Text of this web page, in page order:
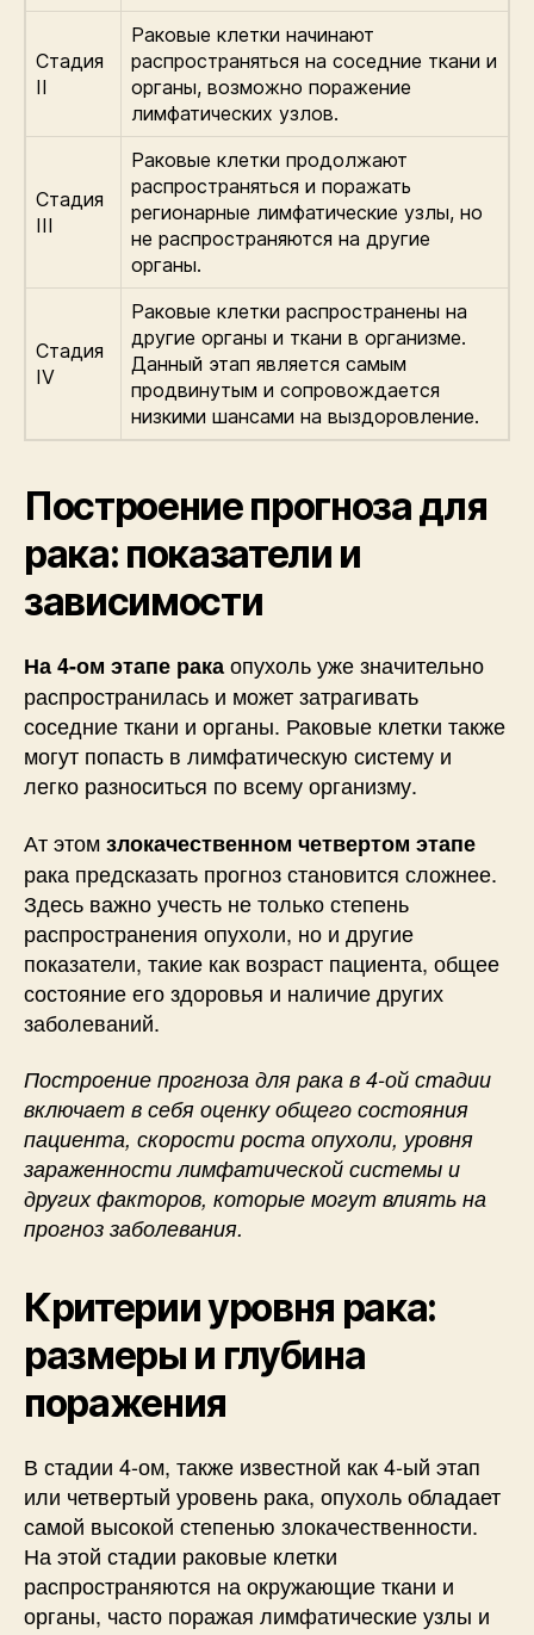
Стадия
II
Раковые клетки начинают
распространяться на соседние ткани и
органы, возможно поражение
лимфатических узлов.
Стадия
III
Раковые клетки продолжают
распространяться и поражать
регионарные лимфатические узлы, но
не распространяются на другие
органы.
Стадия
IV
Раковые клетки распространены на
другие органы и ткани в организме.
Данный этап является самым
продвинутым и сопровождается
низкими шансами на выздоровление.
Построение прогноза для
рака: показатели и
зависимости
На 4-ом этапе ракаопухоль уже значительно
распространилась и может затрагивать
соседние ткани и органы. Раковые клетки также
могут попасть в лимфатическую систему и
легко разноситься по всему организму.
Ат этомзлокачественном четвертом этапе
рака предсказать прогноз становится сложнее.
Здесь важно учесть не только степень
распространения опухоли, но и другие
показатели, такие как возраст пациента, общее
состояние его здоровья и наличие других
заболеваний.
Построение прогноза для рака в 4-ой стадии
включает в себя оценку общего состояния
пациента, скорости роста опухоли, уровня
зараженности лимфатической системы и
других факторов, которые могут влиять на
прогноз заболевания.
Критерии уровня рака:
размеры и глубина
поражения
В стадии 4-ом, также известной как 4-ый этап
или четвертый уровень рака, опухоль обладает
самой высокой степенью злокачественности.
На этой стадии раковые клетки
распространяются на окружающие ткани и
органы, часто поражая лимфатические узлы и